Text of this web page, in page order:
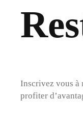
Inscrivez vous à
profiter